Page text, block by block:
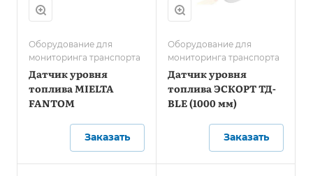
Оборудование для
мониторинга транспорта
Датчик уровня
топлива MIELTA
FANTOM
Заказать
Оборудование для
мониторинга транспорта
Датчик уровня
топлива ЭСКОРТ ТД-
BLE (1000 мм)
Заказать